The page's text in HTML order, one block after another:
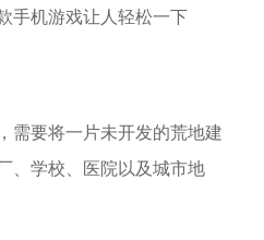
需要将一片未开发的荒地建
、学校、医院以及城市地